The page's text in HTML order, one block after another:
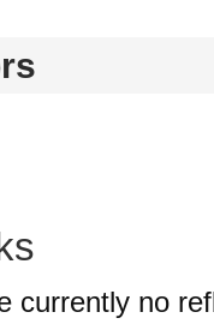
currently no